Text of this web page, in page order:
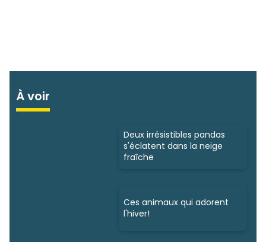
À voir
Deux irrésistibles pandas
s'éclatent dans la neige
fraîche
Ces animaux qui adorent
l'hiver!